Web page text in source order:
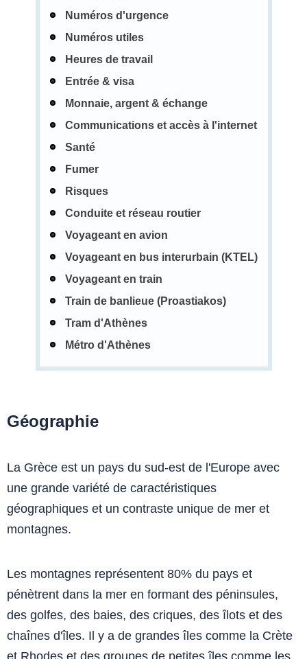
Numéros d'urgence
Numéros utiles
Heures de travail
Entrée & visa
Monnaie, argent & échange
Communications et accès à l'internet
Santé
Fumer
Risques
Conduite et réseau routier
Voyageant en avion
Voyageant en bus interurbain (KTEL)
Voyageant en train
Train de banlieue (Proastiakos)
Tram d'Athènes
Métro d'Athènes
Géographie
La Grèce est un pays du sud-est de l'Europe avec
une grande variété de caractéristiques
géographiques et un contraste unique de mer et
montagnes.
Les montagnes représentent 80% du pays et
pénètrent dans la mer en formant des péninsules,
des golfes, des baies, des criques, des îlots et des
chaînes d'îles. Il y a de grandes îles comme la Crète
et Rhodes et des groupes de petites îles comme les